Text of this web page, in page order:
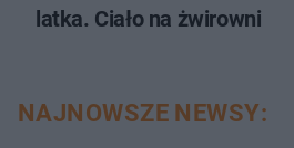
latka. Ciało na żwirowni
NAJNOWSZE NEWSY: